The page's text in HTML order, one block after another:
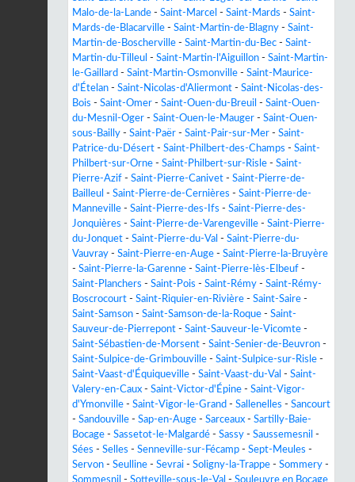
Malo-de-la-Lande - Saint-Marcel - Saint-Mards - Saint-
Mards-de-Blacarville - Saint-Martin-de-Blagny - Saint-
Martin-de-Boscherville - Saint-Martin-du-Bec - Saint-
Martin-du-Tilleul - Saint-Martin-l'Aiguillon - Saint-Martin-
le-Gaillard - Saint-Martin-Osmonville - Saint-Maurice-
d'Ételan - Saint-Nicolas-d'Aliermont - Saint-Nicolas-des-
Bois - Saint-Omer - Saint-Ouen-du-Breuil - Saint-Ouen-
du-Mesnil-Oger - Saint-Ouen-le-Mauger - Saint-Ouen-
sous-Bailly - Saint-Paër - Saint-Pair-sur-Mer - Saint-
Patrice-du-Désert - Saint-Philbert-des-Champs - Saint-
Philbert-sur-Orne - Saint-Philbert-sur-Risle - Saint-
Pierre-Azif - Saint-Pierre-Canivet - Saint-Pierre-de-
Bailleul - Saint-Pierre-de-Cernières - Saint-Pierre-de-
Manneville - Saint-Pierre-des-Ifs - Saint-Pierre-des-
Jonquières - Saint-Pierre-de-Varengeville - Saint-Pierre-
du-Jonquet - Saint-Pierre-du-Val - Saint-Pierre-du-
Vauvray - Saint-Pierre-en-Auge - Saint-Pierre-la-Bruyère
- Saint-Pierre-la-Garenne - Saint-Pierre-lès-Elbeuf -
Saint-Planchers - Saint-Pois - Saint-Rémy - Saint-Rémy-
Boscrocourt - Saint-Riquier-en-Rivière - Saint-Saire -
Saint-Samson - Saint-Samson-de-la-Roque - Saint-
Sauveur-de-Pierrepont - Saint-Sauveur-le-Vicomte -
Saint-Sébastien-de-Morsent - Saint-Senier-de-Beuvron -
Saint-Sulpice-de-Grimbouville - Saint-Sulpice-sur-Risle -
Saint-Vaast-d'Équiqueville - Saint-Vaast-du-Val - Saint-
Valery-en-Caux - Saint-Victor-d'Épine - Saint-Vigor-
d'Ymonville - Saint-Vigor-le-Grand - Sallenelles - Sancourt
- Sandouville - Sap-en-Auge - Sarceaux - Sartilly-Baie-
Bocage - Sassetot-le-Malgardé - Sassy - Saussemesnil -
Sées - Selles - Senneville-sur-Fécamp - Sept-Meules -
Servon - Seulline - Sevrai - Soligny-la-Trappe - Sommery -
Sommesnil - Sotteville-sous-le-Val - Souleuvre en Bocage